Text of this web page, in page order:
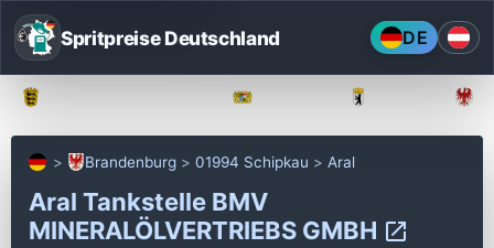
Spritpreise Deutschland DE
Brandenburg 01994 Schipkau Aral
Aral Tankstelle BMV
MINERALÖLVERTRIEBS GMBH